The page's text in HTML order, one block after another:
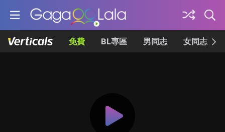
免費 BL專區 男同志 女同志